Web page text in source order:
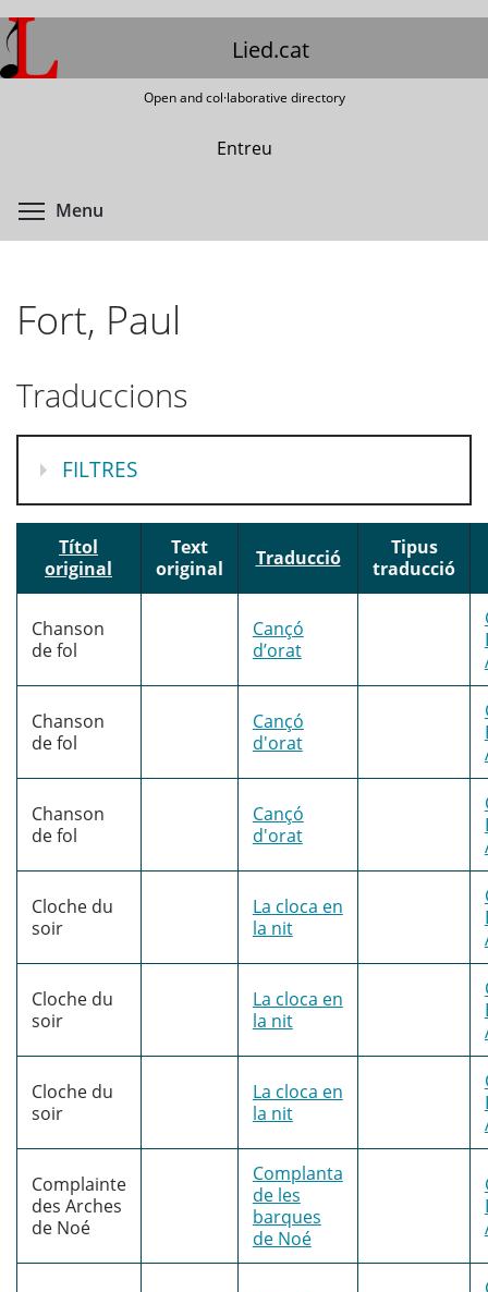
Skip
to
main
Lied.cat
Open and col·laborative directory
Entreu
Menu
Fort, Paul
Traduccions
MOSTRA
FILTRES
Títol
original
Text
original
Traducció
Tipus
traducció
Chanson
de fol
Cançó
d’orat
Chanson
de fol
Cançó
d'orat
Chanson
de fol
Cançó
d'orat
Cloche du
soir
La cloca en
la nit
Cloche du
soir
La cloca en
la nit
Cloche du
soir
La cloca en
la nit
Complainte
des Arches
de Noé
Complanta
de les
barques
de Noé